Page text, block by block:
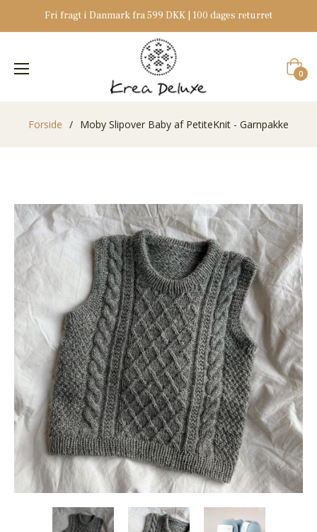
Fri fragt i Danmark fra 599 DKK | 100 dages returret
0
Forside / Moby Slipover Baby af PetiteKnit - Garnpakke